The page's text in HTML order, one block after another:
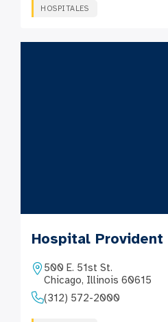
HOSPITALES
Hospital Provident
500 E. 51st St.
Chicago, Illinois 60615
(312) 572-2000